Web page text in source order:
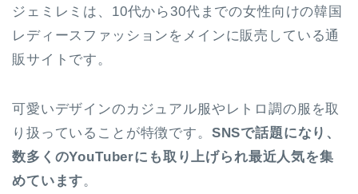
ジェミレミは、10代から30代までの女性向けの韓国
レディースファッションをメインに販売している通
販サイトです。
可愛いデザインのカジュアル服やレトロ調の服を取
り扱っていることが特徴です。 SNSで話題になり、
数多くのYouTuberにも取り上げられ最近人気を集
めています。